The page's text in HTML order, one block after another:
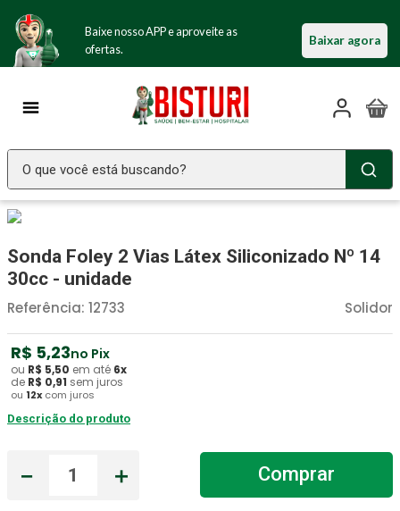
Baixe nosso APP e aproveite as
ofertas.
Baixar agora
O que você está buscando?
Sonda Foley 2 Vias Látex Siliconizado Nº 14
30cc - unidade
Solidor
Referência: 12733
R$ 5,23no Pix
ou R$ 5,50 em até 6x
de R$ 0,91 sem juros
ou 12x com juros
Descrição do produto
＋
－ Comprar
2º Fralda Geriatrica
3º Luva Latex
4º Littmann
5 º Estetoscopio Littmann
6º Aparelho Pressão
7º Absorvente Geriatrico